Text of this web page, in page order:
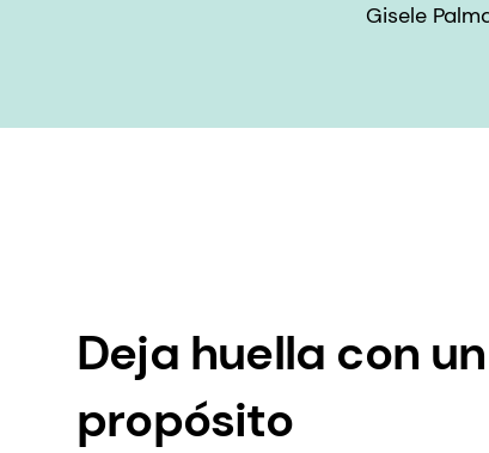
Gisele
Deja huella con un
propósito